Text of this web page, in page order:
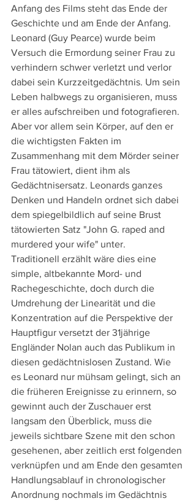
Anfang des Films steht das Ende der
Geschichte und am Ende der Anfang.
Leonard (Guy Pearce) wurde beim
Versuch die Ermordung seiner Frau zu
verhindern schwer verletzt und verlor
dabei sein Kurzzeitgedächtnis. Um sein
Leben halbwegs zu organisieren, muss
er alles aufschreiben und fotografieren.
Aber vor allem sein Körper, auf den er
die wichtigsten Fakten im
Zusammenhang mit dem Mörder seiner
Frau tätowiert, dient ihm als
Gedächtnisersatz. Leonards ganzes
Denken und Handeln ordnet sich dabei
dem spiegelbildlich auf seine Brust
tätowierten Satz "John G. raped and
murdered your wife" unter.
Traditionell erzählt wäre dies eine
simple, altbekannte Mord- und
Rachegeschichte, doch durch die
Umdrehung der Linearität und die
Konzentration auf die Perspektive der
Hauptfigur versetzt der 31jährige
Engländer Nolan auch das Publikum in
diesen gedächtnislosen Zustand. Wie
es Leonard nur mühsam gelingt, sich an
die früheren Ereignisse zu erinnern, so
gewinnt auch der Zuschauer erst
langsam den Überblick, muss die
jeweils sichtbare Szene mit den schon
gesehenen, aber zeitlich erst folgenden
verknüpfen und am Ende den gesamten
Handlungsablauf in chronologischer
Anordnung nochmals im Gedächtnis